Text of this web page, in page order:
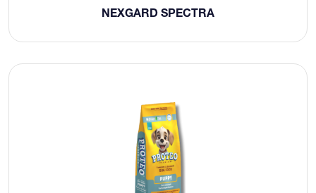
NEXGARD SPECTRA